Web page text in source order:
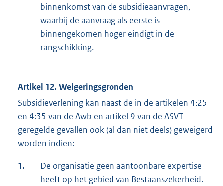
binnenkomst van de subsidieaanvragen,
waarbij de aanvraag als eerste is
binnengekomen hoger eindigt in de
rangschikking.
Artikel 12. Weigeringsgronden
Subsidieverlening kan naast de in de artikelen 4:25
en 4:35 van de Awb en artikel 9 van de ASVT
geregelde gevallen ook (al dan niet deels) geweigerd
worden indien:
1.
De organisatie geen aantoonbare expertise
heeft op het gebied van Bestaanszekerheid.